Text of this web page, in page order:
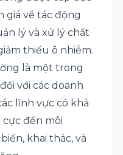
giá về tác động
lý và xử lý chất
thiểu ô nhiễm.
là một trong
với các doanh
lĩnh vực có khả
đến môi
khai thác, và